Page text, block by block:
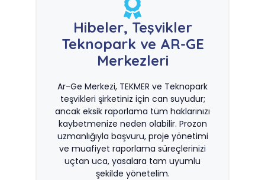
Hibeler, Teşvikler
Teknopark ve AR-GE
Merkezleri
Ar-Ge Merkezi, TEKMER ve Teknopark
teşvikleri şirketiniz için can suyudur;
ancak eksik raporlama tüm haklarınızı
kaybetmenize neden olabilir. Prozon
uzmanlığıyla başvuru, proje yönetimi
ve muafiyet raporlama süreçlerinizi
uçtan uca, yasalara tam uyumlu
şekilde yönetelim.